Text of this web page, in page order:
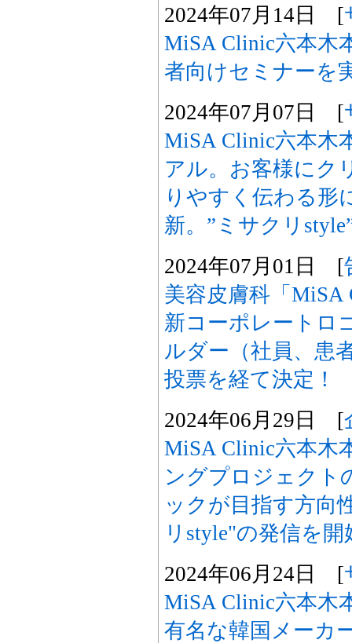
2024年07月14日 [
MiSA Clinic六本木
者向けセミナーを
2024年07月07日 [
MiSA Clinic六本木
アル。お客様にク
りやすく伝わる形
新。”ミサクリ
2024年07月01日 [
美容皮膚科「
新コーポレートロ
ルダー（社員、患
投票を経て決定！
2024年06月29日 [
MiSA Clinic六本木
ングプロジェクト
ックが目指す方向
リstyle"の発信を開
2024年06月24日 [
MiSA Clinic六本木
有名な韓国メーカ